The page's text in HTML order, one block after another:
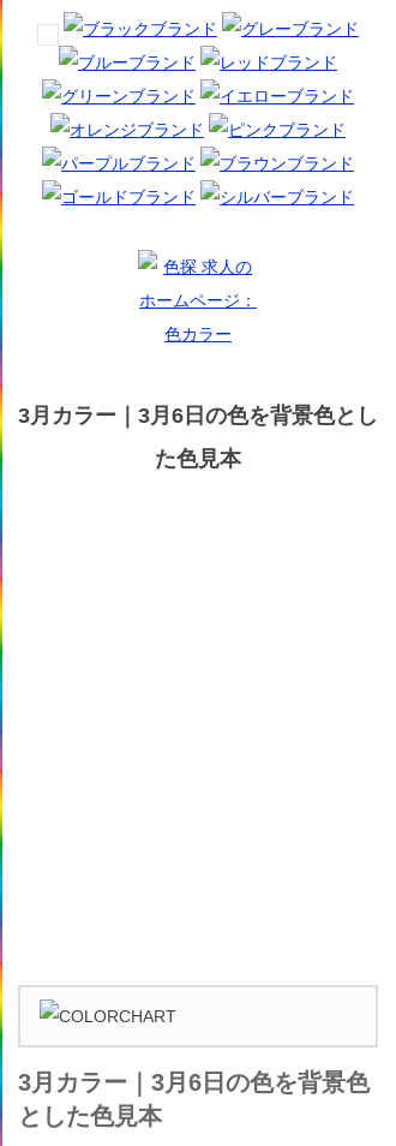
3月カラー｜3月6日の色を背景色とし
た色見本
3月カラー｜3月6日の色を背景色
とした色見本